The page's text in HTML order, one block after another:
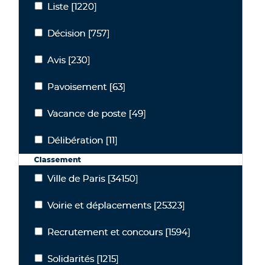
ListeListe [1220]
Décision
Décision [757]
AvisAvis [230]
Pavoisement
Pavoisement [63]
Vacance de poste
Vacance de poste [49]
Délibération
Délibération [11]
Classement
Ville de Paris
Ville de Paris [34150]
Voirie et déplacements
Voirie et déplacements [25323]
Recrutement et concours
Recrutement et concours [1594]
Solidarités
Solidarités [1215]